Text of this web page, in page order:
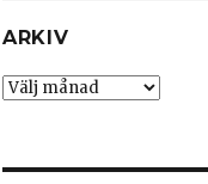
ARKIV
Arkiv